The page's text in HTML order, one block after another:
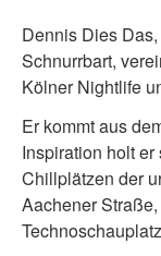
Dennis Dies
Schnurrbart,
Kölner Nightlife
Er kommt aus
Inspiration holt
Chillplätzen der
Aachener